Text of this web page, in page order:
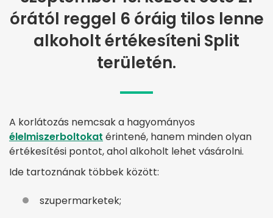
órától reggel 6 óráig tilos lenne
alkoholt értékesíteni Split
területén.
A korlátozás nemcsak a hagyományos
élelmiszerboltokat érintené, hanem minden olyan
értékesítési pontot, ahol alkoholt lehet vásárolni.
Ide tartoznának többek között:
szupermarketek;